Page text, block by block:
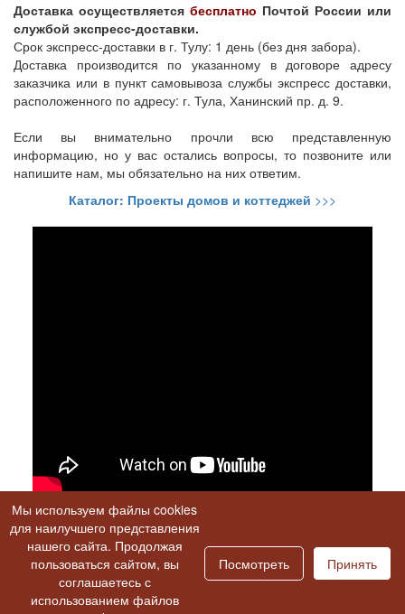
Доставка осуществляется бесплатно Почтой России или
службой экспресс-доставки.
Срок экспресс-доставки в г. Тулу: 1 день (без дня забора).
Доставка производится по указанному в договоре адресу
заказчика или в пункт самовывоза службы экспресс доставки,
расположенного по адресу: г. Тула, Ханинский пр. д. 9.
Если вы внимательно прочли всю представленную
информацию, но у вас остались вопросы, то позвоните или
напишите нам, мы обязательно на них ответим.
Каталог: Проекты домов и коттеджей >>>
Если наши проекты вам нравятся - поделитесь ими с
друзьями!!!
Мы используем файлы cookies
для наилучшего представления
нашего сайта. Продолжая
пользоваться сайтом, вы
соглашаетесь с
использованием файлов
Посмотреть Принять